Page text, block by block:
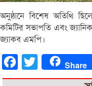
অনুষ্ঠানে বিশেষ অতিথি
কমিটির সভাপতি এবং
জ্যাকব এমপি।
FacebookTwitter Share